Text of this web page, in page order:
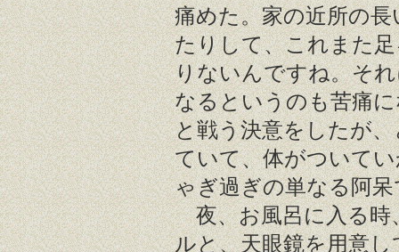
痛めた。家の近所の
たりして、これまた
りないんですね。そ
なるというのも苦痛
と戦う決意をしたが
ていて、体がついて
ゃぎ過ぎの単なる阿
夜、お風呂に入る時
ルと、天眼鏡を用意